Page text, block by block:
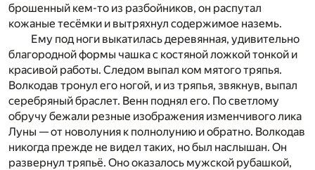
брошенный кем-то из разбойников, он распутал
кожаные тесёмки и вытряхнул содержимое наземь.
Ему под ноги выкатилась деревянная, удивительно
благородной формы чашка с костяной ложкой тонкой и
красивой работы. Следом выпал ком мятого тряпья.
Вол­кодав тронул его ногой, и из тряпья, звякнув, выпал
серебряный браслет. Венн поднял его. По светлому
обручу бежали резные изображения изменчивого лика
Луны — от новолуния к полнолунию и обратно. Волкодав
никогда прежде не видел таких, но был наслышан. Он
развер­нул тряпьё. Оно оказалось мужской рубашкой,